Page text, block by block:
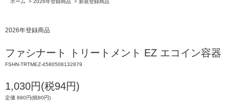
ホーム > 2026年登録商品 > 新規登録商品
2026年登録商品
ファシナート トリートメント EZ エコイン容器
FSHN-TRTMEZ-4580508132879
1,030円(税94円)
定価 880円(税80円)